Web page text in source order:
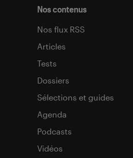
Nos contenus
Nos flux RSS
Articles
Tests
Dossiers
Sélections et guides
Agenda
Podcasts
Vidéos